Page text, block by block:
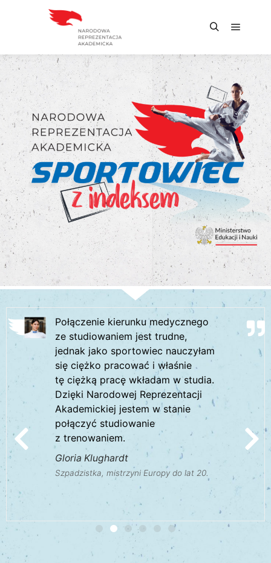
Połączenie kierunku medycznego
ze studiowaniem jest trudne,
jednak jako sportowiec nauczyłam
się ciężko pracować i właśnie
tę ciężką pracę wkładam w studia.
Dzięki Narodowej Reprezentacji
Akademickiej jestem w stanie
połączyć studiowanie
z trenowaniem.
Gloria Klughardt
Szpadzistka, mistrzyni Europy do lat 20.